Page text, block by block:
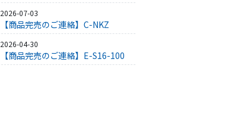
2026-07-03
【商品完売のご連絡】C-NKZ
2026-04-30
【商品完売のご連絡】E-S16-100